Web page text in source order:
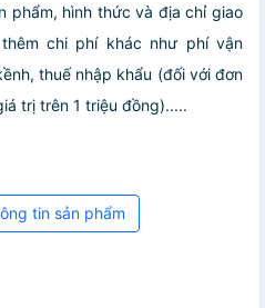
phẩm, hình thức và địa chỉ giao
chi phí khác như phí vận
thuế nhập khẩu (đối với đơn
trị trên 1 triệu đồng).....
tin sản phẩm